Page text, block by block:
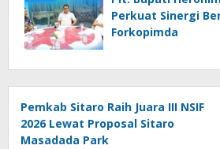
Perkuat Sinergi
Forkopimda
Pemkab Sitaro Raih Juara III NSIF
2026 Lewat Proposal Sitaro
Masadada Park